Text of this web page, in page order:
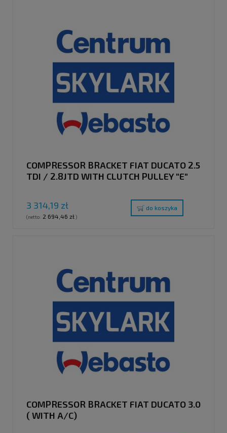
COMPRESSOR BRACKET FIAT DUCATO 2.5
TDI / 2.8JTD WITH CLUTCH PULLEY "E"
3 314,19 zł
(netto: 2 694,46 zł)
do koszyka
COMPRESSOR BRACKET FIAT DUCATO 3.0
( WITH A/C)